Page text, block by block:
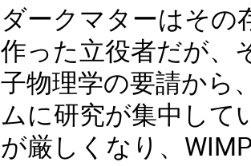
ダークマターはその
作った立役者だが、
子物理学の要請から
ムに研究が集中して
が厳しくなり、